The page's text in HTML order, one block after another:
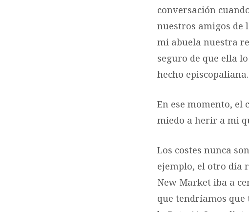
conversación
nuestros amigos de
mi abuela nuestra
seguro de que ella
hecho episcopaliana.
En ese momento, el
miedo a herir a mi
Los costes nunca
ejemplo, el otro día
New Market iba a
que tendríamos